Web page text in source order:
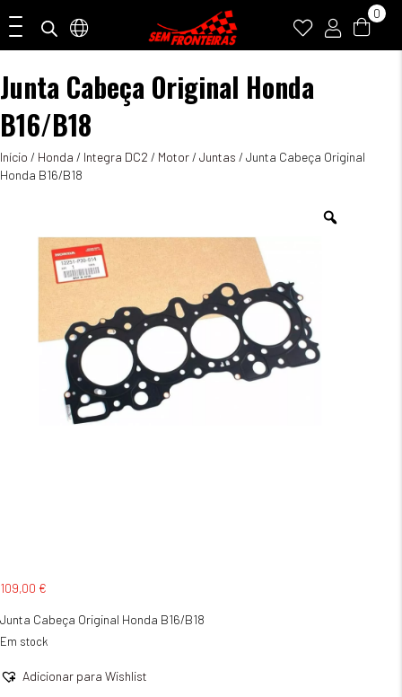
0
Junta Cabeça Original Honda
B16/B18
Início / Honda / Integra DC2 / Motor/ Juntas / Junta Cabeça Original
Honda B16/B18
109,00 €
Junta Cabeça Original Honda B16/B18
Em stock
Adicionar para Wishlist